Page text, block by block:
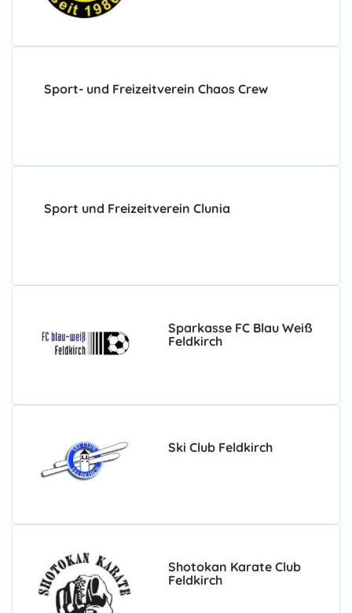
Sport- und Freizeitverein Chaos Crew
Sport und Freizeitverein Clunia
Sparkasse FC Blau Weiß
Feldkirch
Ski Club Feldkirch
Shotokan Karate Club
Feldkirch